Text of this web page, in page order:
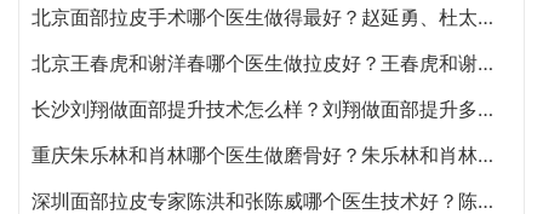
北京面部拉皮手术哪个医生做得最好？赵延勇、杜太超、王春虎、袁强谁做提升好？
北京王春虎和谢洋春哪个医生做拉皮好？王春虎和谢洋春面部提升谁技术更好？
长沙刘翔做面部提升技术怎么样？刘翔做面部提升多少钱？
重庆朱乐林和肖林哪个医生做磨骨好？朱乐林和肖林磨骨改脸型预约电话
深圳面部拉皮专家陈洪和张陈威哪个医生技术好？陈洪和张陈威面部提升谁好？